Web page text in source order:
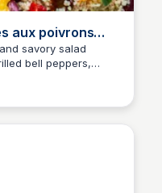
aux poivrons
savory salad
bell peppers,